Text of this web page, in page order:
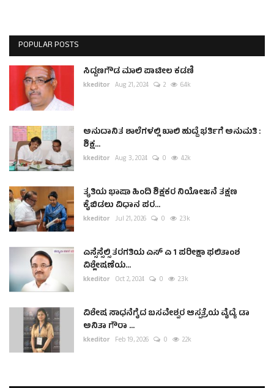
POPULAR POSTS
ಸಿದ್ದಣಗೌಡ ಮಾಲಿ ಪಾಟೀಲ ಕಡಣಿ
kkeditor Aug 21, 2024 2 6.4k
ಅನುದಾನಿತ ಶಾಲೆಗಳಲ್ಲಿ ಖಾಲಿ ಹುದ್ದೆ ಭರ್ತಿಗೆ ಅನುಮತಿ :
ಶಿಕ್ಷ...
kkeditor Aug 3, 2024 0 4.2k
ತೃತಿಯ ಭಾಷಾ ಹಿಂದಿ ಶಿಕ್ಷಕರ ನಿಯೋಜನೆ ತಕ್ಷಣ
ಕೈಬಿಡಲು ವಿಧಾನ ಪರ...
kkeditor Jul 21, 2026 0 2.3k
ಎಸ್ಸೆಸ್ಸೆಲ್ಸಿ ತರಗತಿಯ ಎಸ್ ಎ 1 ಪರೀಕ್ಷಾ ಫಲಿತಾಂಶ
ವಿಶ್ಲೇಷಣೆಯ...
kkeditor Oct 2, 2024 0 2.3k
ವಿಶೇಷ ಸಾಧನೆಗೈದ ಬಸವೇಶ್ವರ ಆಸ್ಪತ್ರೆಯ ವೈದ್ಯೆ ಡಾ
ಅನಿತಾ ಗೌರಾ ...
kkeditor Feb 19, 2026 0 2.2k